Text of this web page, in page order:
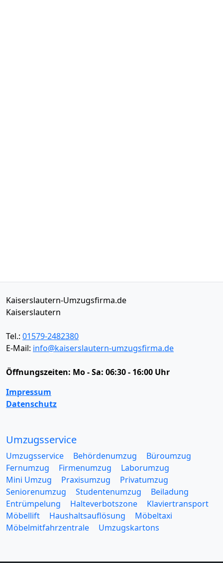
Kaiserslautern-Umzugsfirma.de
Kaiserslautern
Tel.: 01579-2482380
E-Mail: info@kaiserslautern-umzugsfirma.de
Öffnungszeiten: Mo - Sa: 06:30 - 16:00 Uhr
Impressum
Datenschutz
Umzugsservice
Umzugsservice Behördenumzug
Büroumzug
Fernumzug
Firmenumzug
Laborumzug
Mini Umzug
Praxisumzug
Privatumzug
Seniorenumzug
Studentenumzug
Beiladung
Entrümpelung
Halteverbotszone
Klaviertransport
Möbellift
Haushaltsauflösung
Möbeltaxi
Möbelmitfahrzentrale
Umzugskartons